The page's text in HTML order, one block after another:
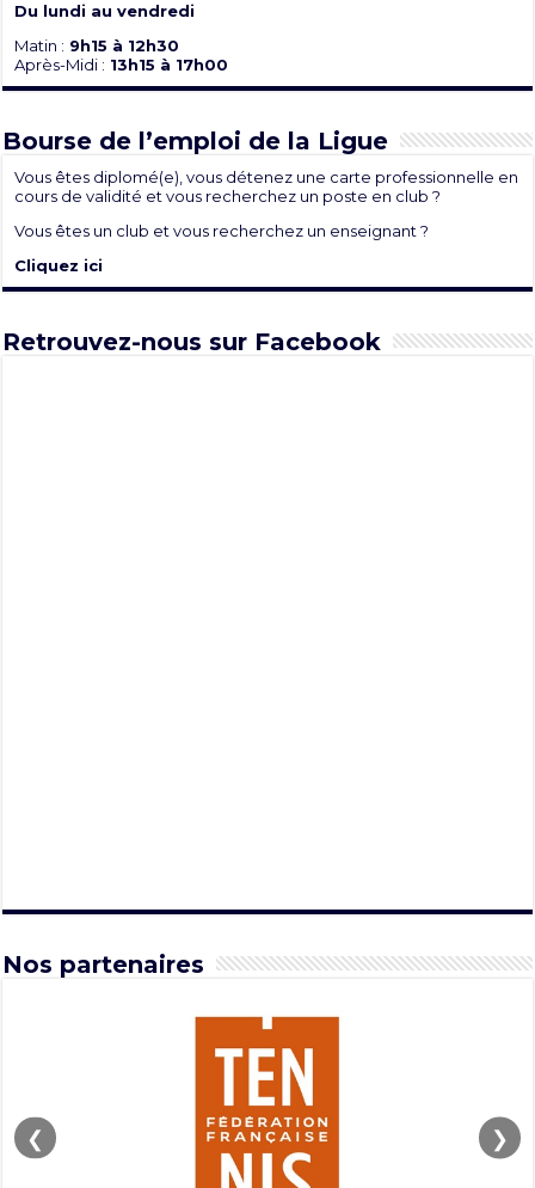
Du lundi au vendredi
Matin : 9h15 à 12h30
Après-Midi : 13h15 à 17h00
Bourse de l’emploi de la Ligue
Vous êtes diplomé(e), vous détenez une carte professionnelle en
cours de validité et vous recherchez un poste en club ?
Vous êtes un club et vous recherchez un enseignant ?
Cliquez ici
Retrouvez-nous sur Facebook
Nos partenaires
❮ ❯